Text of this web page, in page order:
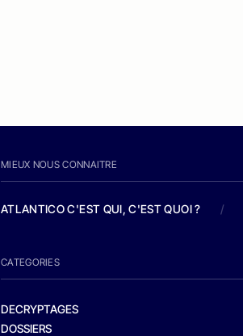
MIEUX NOUS CONNAITRE
ATLANTICO C'EST QUI, C'EST QUOI ? /
CATEGORIES
DECRYPTAGES
DOSSIERS